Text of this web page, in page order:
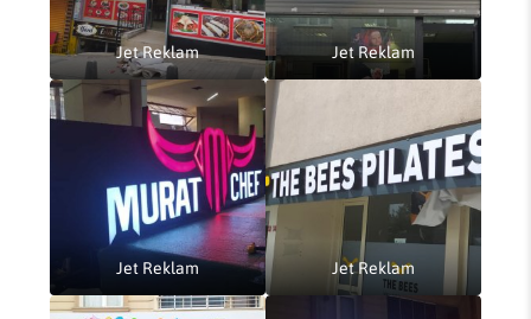
Jet Reklam Jet Reklam
Jet Reklam Jet Reklam